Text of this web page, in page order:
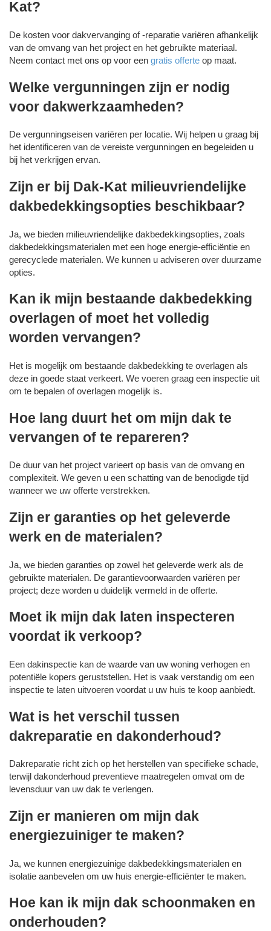
Kat?
De kosten voor dakvervanging of -reparatie variëren afhankelijk
van de omvang van het project en het gebruikte materiaal.
Neem contact met ons op voor een gratis offerte op maat.
Welke vergunningen zijn er nodig
voor dakwerkzaamheden?
De vergunningseisen variëren per locatie. Wij helpen u graag bij
het identificeren van de vereiste vergunningen en begeleiden u
bij het verkrijgen ervan.
Zijn er bij Dak-Kat milieuvriendelijke
dakbedekkingsopties beschikbaar?
Ja, we bieden milieuvriendelijke dakbedekkingsopties, zoals
dakbedekkingsmaterialen met een hoge energie-efficiëntie en
gerecyclede materialen. We kunnen u adviseren over duurzame
opties.
Kan ik mijn bestaande dakbedekking
overlagen of moet het volledig
worden vervangen?
Het is mogelijk om bestaande dakbedekking te overlagen als
deze in goede staat verkeert. We voeren graag een inspectie uit
om te bepalen of overlagen mogelijk is.
Hoe lang duurt het om mijn dak te
vervangen of te repareren?
De duur van het project varieert op basis van de omvang en
complexiteit. We geven u een schatting van de benodigde tijd
wanneer we uw offerte verstrekken.
Zijn er garanties op het geleverde
werk en de materialen?
Ja, we bieden garanties op zowel het geleverde werk als de
gebruikte materialen. De garantievoorwaarden variëren per
project; deze worden u duidelijk vermeld in de offerte.
Moet ik mijn dak laten inspecteren
voordat ik verkoop?
Een dakinspectie kan de waarde van uw woning verhogen en
potentiële kopers geruststellen. Het is vaak verstandig om een
inspectie te laten uitvoeren voordat u uw huis te koop aanbiedt.
Wat is het verschil tussen
dakreparatie en dakonderhoud?
Dakreparatie richt zich op het herstellen van specifieke schade,
terwijl dakonderhoud preventieve maatregelen omvat om de
levensduur van uw dak te verlengen.
Zijn er manieren om mijn dak
energiezuiniger te maken?
Ja, we kunnen energiezuinige dakbedekkingsmaterialen en
isolatie aanbevelen om uw huis energie-efficiënter te maken.
Hoe kan ik mijn dak schoonmaken en
onderhouden?